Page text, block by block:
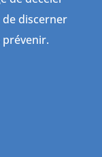
discerner